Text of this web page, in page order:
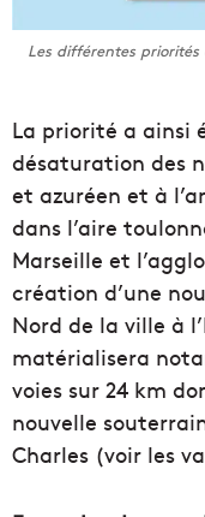
Les différentes
La priorité a ainsi
désaturation des
et azuréen et à
dans l’aire
Marseille et
création d’une
Nord de la ville à
matérialisera
voies sur 24 km
nouvelle
Charles (voir les